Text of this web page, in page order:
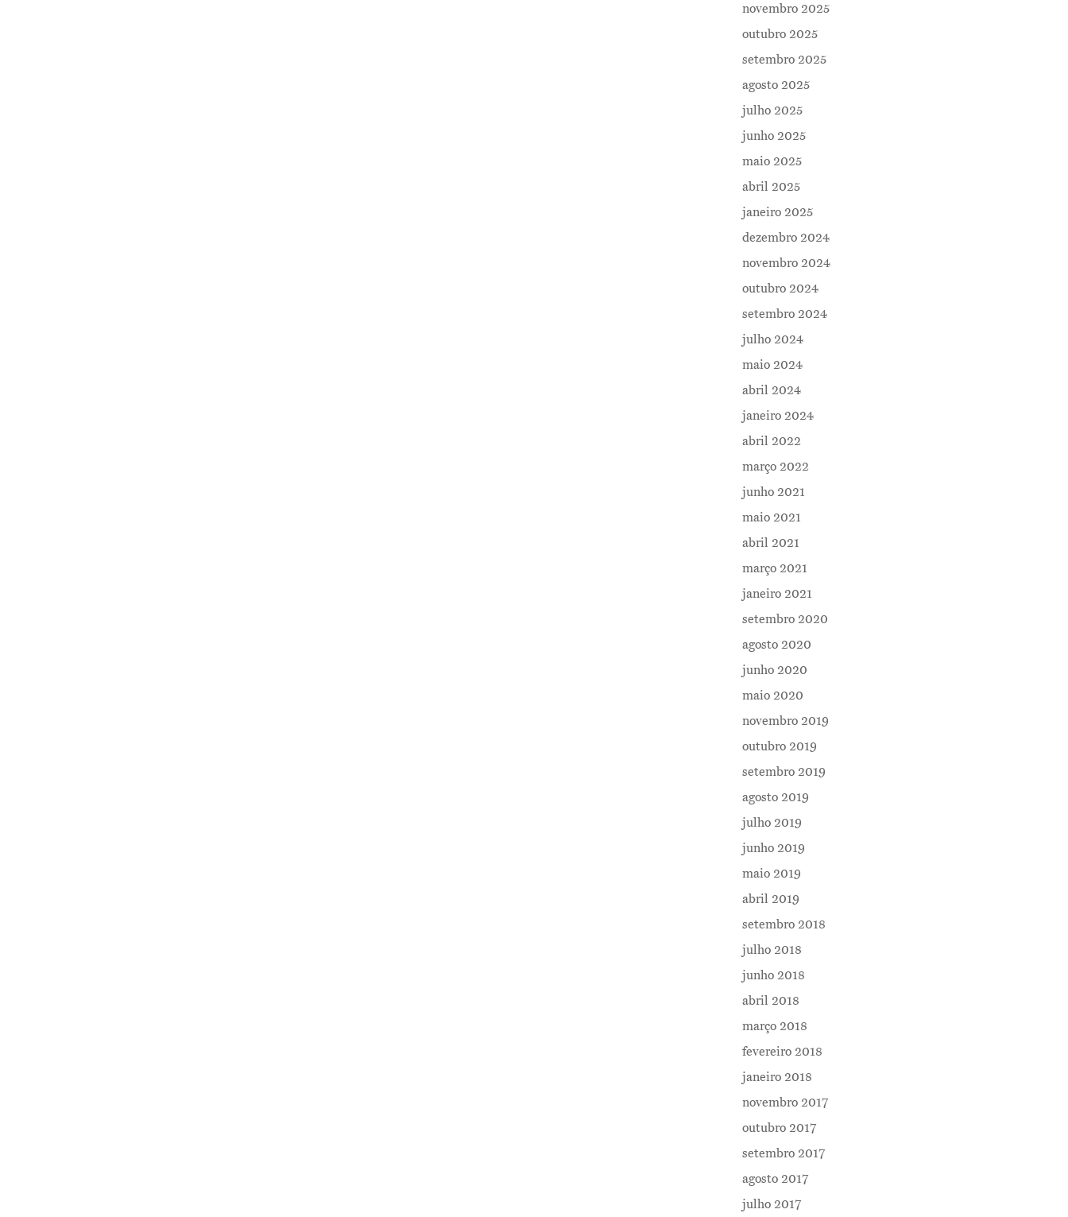
novembro 2025
outubro 2025
setembro 2025
agosto 2025
julho 2025
junho 2025
maio 2025
abril 2025
janeiro 2025
dezembro 2024
novembro 2024
outubro 2024
setembro 2024
julho 2024
maio 2024
abril 2024
janeiro 2024
abril 2022
março 2022
junho 2021
maio 2021
abril 2021
março 2021
janeiro 2021
setembro 2020
agosto 2020
junho 2020
maio 2020
novembro 2019
outubro 2019
setembro 2019
agosto 2019
julho 2019
junho 2019
maio 2019
abril 2019
setembro 2018
julho 2018
junho 2018
abril 2018
março 2018
fevereiro 2018
janeiro 2018
novembro 2017
outubro 2017
setembro 2017
agosto 2017
julho 2017